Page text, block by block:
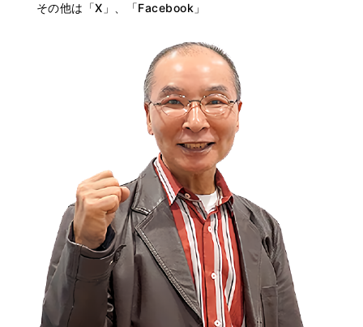
その他は「X」、「Facebook」